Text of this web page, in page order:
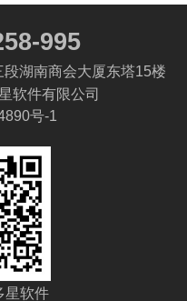
995
湖南商会大厦东塔15楼
软件有限公司
号-1
星软件